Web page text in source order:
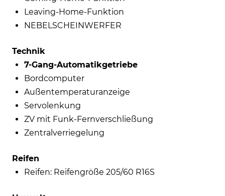
Leaving-Home-Funktion
NEBELSCHEINWERFER
Technik
7-Gang-Automatikgetriebe
Bordcomputer
Außentemperaturanzeige
Servolenkung
ZV mit Funk-Fernverschließung
Zentralverriegelung
Reifen
Reifen: Reifengröße 205/60 R16S